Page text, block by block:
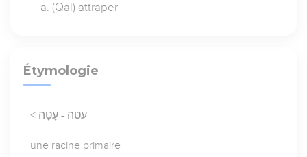
(Qal) attraper
Étymologie
< עטה - עָטָה
une racine primaire